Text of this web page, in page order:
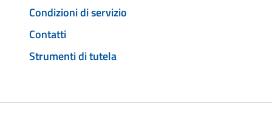
Condizioni di servizio
Contatti
Strumenti di tutela